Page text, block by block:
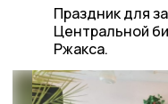
Праздник для
Центральной
Ржакса.